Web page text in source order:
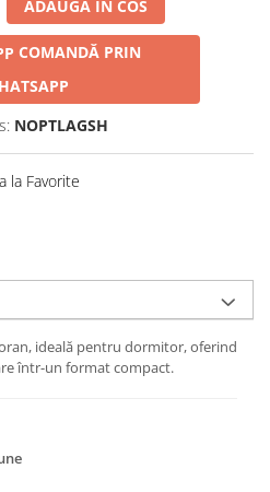
ADAUGA IN COS
COMANDĂ PRIN
NOPTLAGSH
la Favorite
ideală pentru dormitor, oferind
într-un format compact.